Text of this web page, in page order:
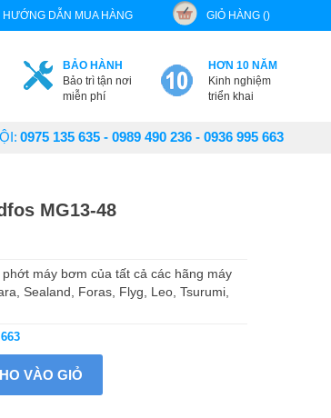
HƯỚNG DẪN MUA HÀNG GIỎ HÀNG ()
BẢO HÀNH
Bảo trì tận nơi
miễn phí
HƠN 10 NĂM
Kinh nghiệm
triển khai
0975 135 635 - 0989 490 236 - 0936 995 663
MG13-48
máy bơm của tất cả các hãng máy
Sealand, Foras, Flyg, Leo, Tsurumi,
VÀO GIỎ